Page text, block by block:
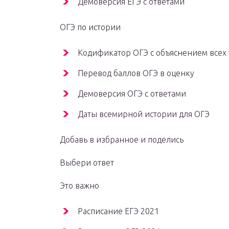
ОГЭ по истории
Кодификатор ОГЭ с объяснением всех
Перевод баллов ОГЭ в оценку
Демоверсия ОГЭ с ответами
Даты всемирной истории для ОГЭ
Добавь в избранное и поделись
Выбери ответ
Это важно
Расписание ЕГЭ 2021